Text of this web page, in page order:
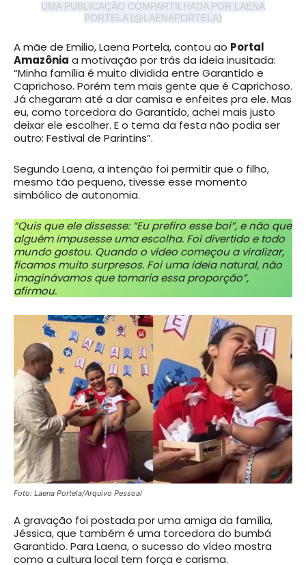
UMA PUBLICAÇÃO COMPARTILHADA POR LAENA
PORTELA (@LAENAPORTELA)
A mãe de Emilio, Laena Portela, contou ao Portal
Amazônia a motivação por trás da ideia inusitada:
“Minha família é muito dividida entre Garantido e
Caprichoso. Porém tem mais gente que é Caprichoso.
Já chegaram até a dar camisa e enfeites pra ele. Mas
eu, como torcedora do Garantido, achei mais justo
deixar ele escolher. E o tema da festa não podia ser
outro: Festival de Parintins”.
Segundo Laena, a intenção foi permitir que o filho,
mesmo tão pequeno, tivesse esse momento
simbólico de autonomia.
“Quis que ele dissesse: “Eu prefiro esse boi”, e não que
alguém impusesse uma escolha. Foi divertido e todo
mundo gostou. Quando o vídeo começou a viralizar,
ficamos muito surpresos. Foi uma ideia natural, não
imaginávamos que tomaria essa proporção”,
afirmou.
Foto: Laena Portela/Arquivo Pessoal
A gravação foi postada por uma amiga da família,
Jéssica, que também é uma torcedora do bumbá
Garantido. Para Laena, o sucesso do vídeo mostra
como a cultura local tem força e carisma.